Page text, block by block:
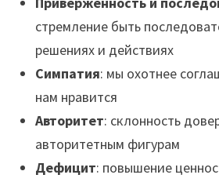
стремление быть
решениях и действиях
Симпатия: мы охотнее
нам нравится
Авторитет: склонность
авторитетным фигурам
Дефицит: повышение